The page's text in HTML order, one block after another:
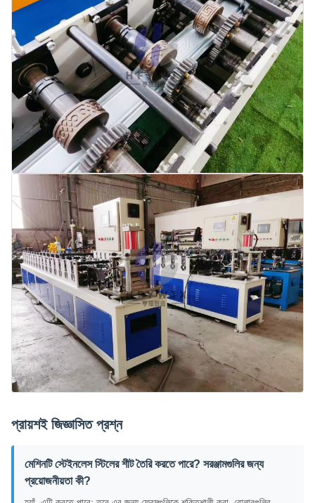
প্রায়শই জিজ্ঞাসিত প্রশ্ন
মেশিনটি স্টেইনলেস স্টিলের শীট তৈরি করতে পারে? সরঞ্জামগুলির জন্য
প্রয়োজনীয়তা কী?